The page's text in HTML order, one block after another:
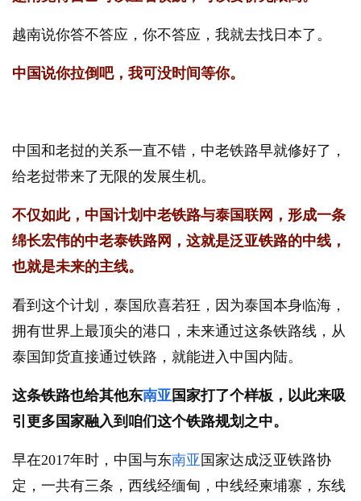
越南说你答不答应，你不答应，我就去找日本了。
中国说你拉倒吧，我可没时间等你。
中国和老挝的关系一直不错，中老铁路早就修好了，
给老挝带来了无限的发展生机。
不仅如此，中国计划中老铁路与泰国联网，形成一条
绵长宏伟的中老泰铁路网，这就是泛亚铁路的中线，
也就是未来的主线。
看到这个计划，泰国欣喜若狂，因为泰国本身临海，
拥有世界上最顶尖的港口，未来通过这条铁路线，从
泰国卸货直接通过铁路，就能进入中国内陆。
这条铁路也给其他东南亚国家打了个样板，以此来吸
引更多国家融入到咱们这个铁路规划之中。
早在2017年时，中国与东南亚 国家达成泛亚铁路协
定，一共有三条，西线经缅甸，中线经柬埔寨，东线